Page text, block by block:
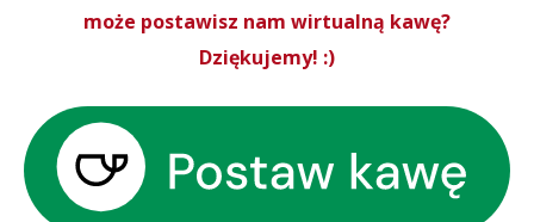
może postawisz nam wirtualną kawę?
Dziękujemy! :)